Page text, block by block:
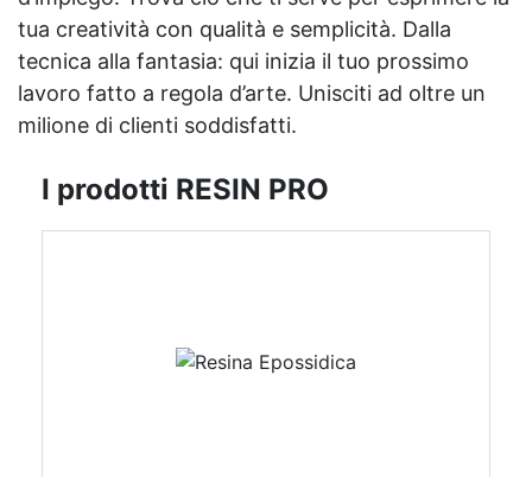
tua creatività con qualità e semplicità. Dalla
tecnica alla fantasia: qui inizia il tuo prossimo
lavoro fatto a regola d’arte. Unisciti ad oltre un
milione di clienti soddisfatti.
I prodotti RESIN PRO